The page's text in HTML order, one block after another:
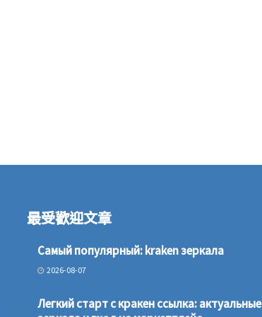
最受歡迎文章
Самый популярный: kraken зеркала
2026-08-07
Легкий старт с кракен ссылка: актуальные